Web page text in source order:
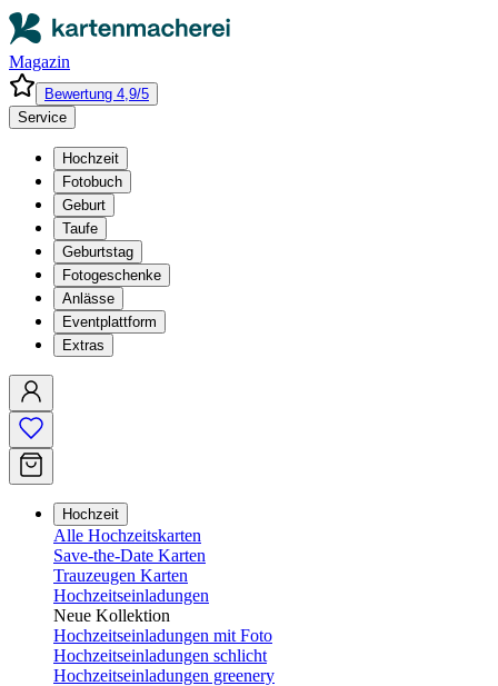
Magazin
Bewertung 4,9/5
Service
Hochzeit
Fotobuch
Geburt
Taufe
Geburtstag
Fotogeschenke
Anlässe
Eventplattform
Extras
Hochzeit
Alle Hochzeitskarten
Save-the-Date Karten
Trauzeugen Karten
Hochzeitseinladungen
Neue Kollektion
Hochzeitseinladungen mit Foto
Hochzeitseinladungen schlicht
Hochzeitseinladungen greenery